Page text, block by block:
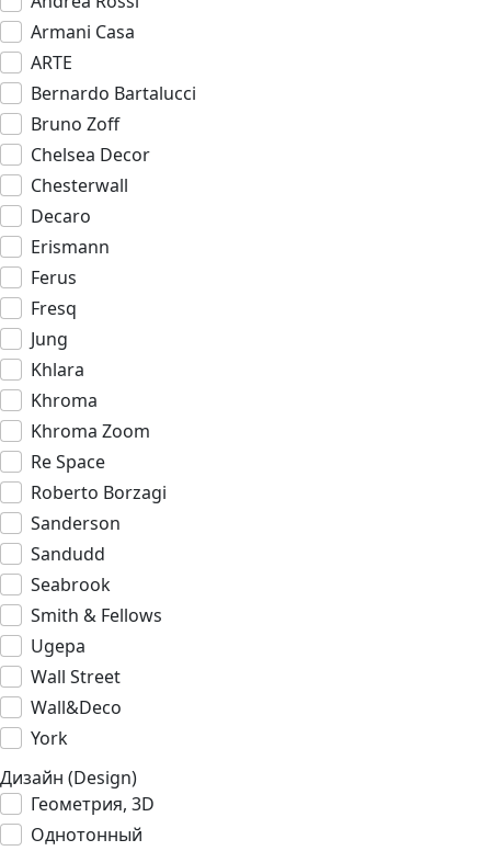
Armani Casa
ARTE
Bernardo Bartalucci
Bruno Zoff
Chelsea Decor
Chesterwall
Decaro
Erismann
Ferus
Fresq
Jung
Khlara
Khroma
Khroma Zoom
Re Space
Roberto Borzagi
Sanderson
Sandudd
Seabrook
Smith & Fellows
Ugepa
Wall Street
Wall&Deco
York
Дизайн (Design)
Геометрия, 3D
Однотонный